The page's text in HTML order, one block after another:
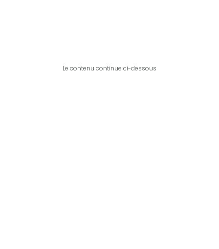
Le contenu continue ci-dessous